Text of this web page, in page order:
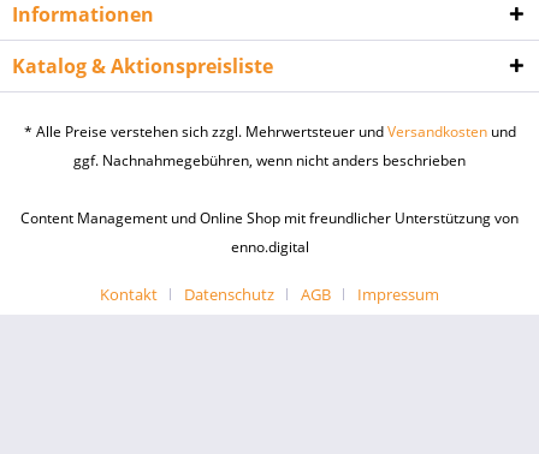
Informationen
Katalog & Aktionspreisliste
* Alle Preise verstehen sich zzgl. Mehrwertsteuer undVersandkostenund
ggf. Nachnahmegebühren, wenn nicht anders beschrieben
Content Management und Online Shop mit freundlicher Unterstützung von
enno.digital
Kontakt Datenschutz AGB Impressum